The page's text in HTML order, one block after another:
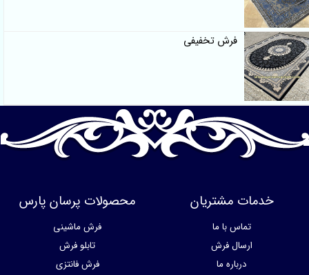
فرش تخفیفی
خدمات مشتریان
تماس با ما
ارسال فرش
درباره ما
محصولات پرسان پارس
فرش ماشینی
تابلو فرش
فرش فانتزی